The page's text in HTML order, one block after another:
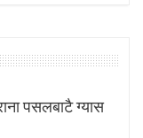
पसलबाटै ग्यास